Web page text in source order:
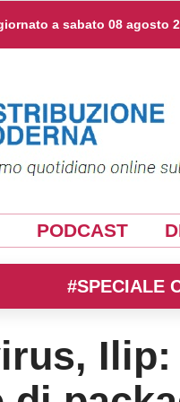
a sabato 08 agosto
PODCAST
#SPECIALE